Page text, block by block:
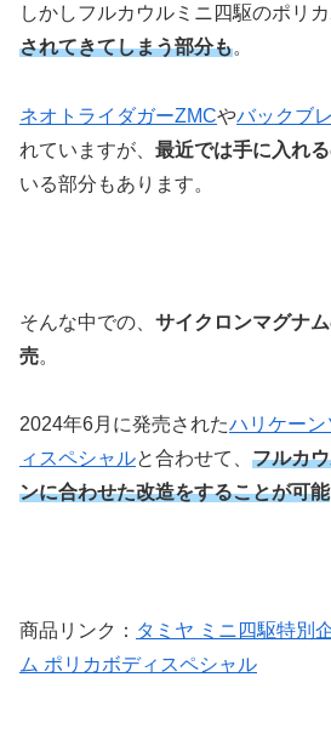
しかしフルカウルミニ四駆のポリカ
されてきてしまう部分も。
ネオトライダガーZMCやバックブ
れていますが、 最近では手に入れ
いる部分もあります。
そんな中での、 サイクロンマグナ
売。
2024年6月に発売されたハリケー
ィスペシャルと合わせて、 フルカ
ンに合わせた改造をすることが可能
商品リンク： タミヤ ミニ四駆特別
ム ポリカボディスペシャル